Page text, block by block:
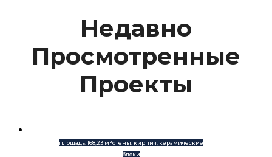
Недавно
Просмотренные
Проекты
площадь: 168,23 м²стены: кирпич, керамические
блоки